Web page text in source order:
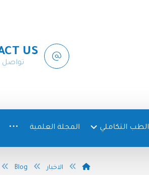
US
تواصل
الطب التكاملي المجلة العلمية
الاخبار Blog